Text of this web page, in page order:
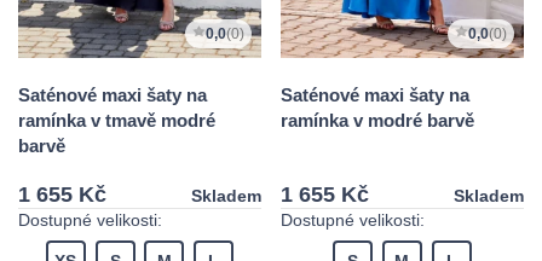
0,0(0)
Saténové maxi šaty na
ramínka v tmavě modré
barvě
1 655 Kč
Skladem
Dostupné velikosti:
0,0(0)
Saténové maxi šaty na
ramínka v modré barvě
1 655 Kč
Skladem
Dostupné velikosti: